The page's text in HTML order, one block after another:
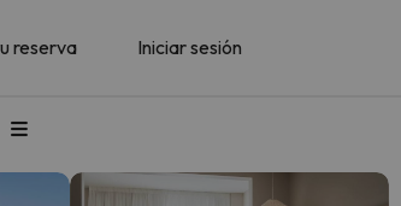
reserva Iniciar sesión